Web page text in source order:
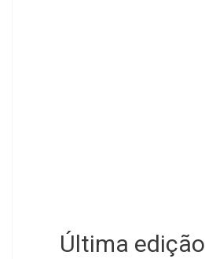
Última edição